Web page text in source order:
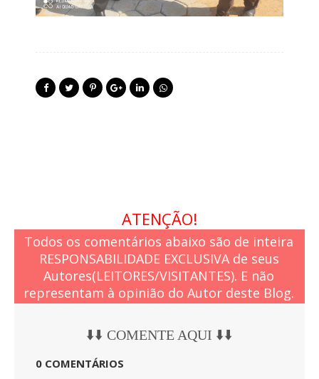
ATENÇÃO!
Todos os comentários abaixo são de inteira
RESPONSABILIDADE EXCLUSIVA de seus
Autores(LEITORES/VISITANTES). E não
representam à opinião do Autor deste Blog.
⬇️⬇️ COMENTE AQUI ⬇️⬇️
0 COMENTÁRIOS